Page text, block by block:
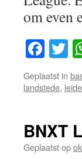
om even
Geplaatst in
landstede,
BNXT
Geplaatst op